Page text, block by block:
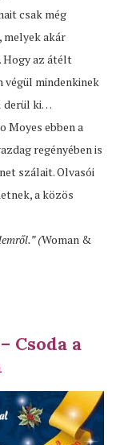
csak még
melyek akár
Hogy az átélt
mindenkinek
derül ki…
Moyes ebben a
regényében is
szálait. Olvasói
a közös
(Woman &
Csoda a